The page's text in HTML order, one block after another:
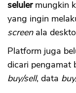
selulermungkin
yang ingin
screenala
Platform juga
dicari pengamat
buy/sell, data